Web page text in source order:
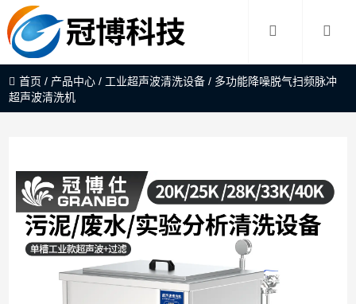
首页 / 产品中心 / 工业超声波清洗设备 / 多功能降噪脱气扫频脉冲
超声波清洗机